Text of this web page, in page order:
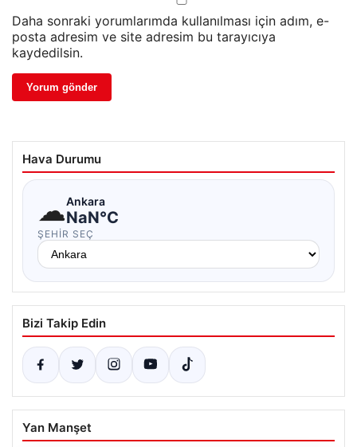
Daha sonraki yorumlarımda kullanılması için adım, e-
posta adresim ve site adresim bu tarayıcıya
kaydedilsin.
Hava Durumu
☁Ankara
NaN°C
ŞEHIR SEÇ
Bizi Takip Edin
Yan Manşet